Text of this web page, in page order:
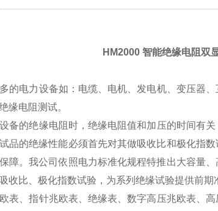
HM2000 智能绝缘电阻双
的电力设备如：电缆、电机、发电机、变压器
缘电阻测试。
备的绝缘电阻时，绝缘电阻值和加压的时间有
品的绝缘性能必须首先对其做吸收比和极化指
障。我公司依照电力标准化规程特推出大容量
收比、极化指数试验，为系列绝缘试验提供前期
表、指针兆欧表、绝缘表、数字高压兆欧表、